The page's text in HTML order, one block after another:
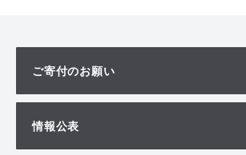
ご寄付のお願い
情報公表